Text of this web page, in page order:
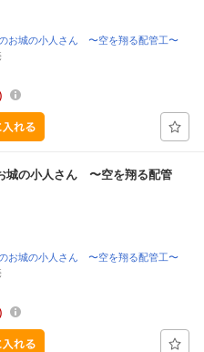
お城の小人さん 〜空を翔る配管工〜
城の小人さん 〜空を翔る配管
お城の小人さん 〜空を翔る配管工〜